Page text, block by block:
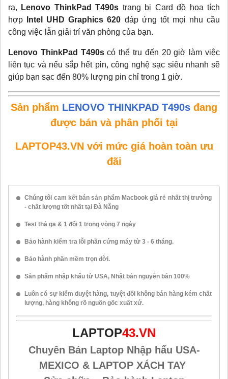
ra, Lenovo ThinkPad T490s trang bị Card đồ họa tích
hợp
Intel UHD Graphics 620 đáp ứng tốt mọi nhu cầu
công việc lẫn giải trí văn phòng của bạn.
Lenovo ThinkPad T490scó thể trụ đến 20 giờ làm việc
liên tục và nếu sắp hết pin, công nghệ sạc siêu nhanh sẽ
giúp bạn sạc đến 80% lượng pin chỉ trong 1 giờ.
Sản phẩm LENOVO THINKPAD T490s đang
được bán và phân phối tại
LAPTOP43.VN với mức giá hoàn toàn ưu
đãi
Chúng tôi cam kết bán sản phẩm Macbook giá rẻ nhất thị trường
- chất lượng tốt nhất tại Đà Nẵng
Test thả ga & 1 đổi 1 trong vòng 7 ngày
Bảo hành kiểm tra lỗi phần cứng máy từ 3 - 6 tháng.
Bảo hành phần mềm trọn đời.
Sản phẩm nhập khẩu từ USA, Nhật bản nguyên bản 100%
Luôn có sự kiểm duyệt hàng, tuyệt đối không bán hàng kém chất
lượng, hàng không rõ nguồn gốc xuất xứ.
LAPTOP43.VN
Chuyên Bán Laptop Nhập hẩu USA-
MEXICO & LAPTOP XÁCH TAY